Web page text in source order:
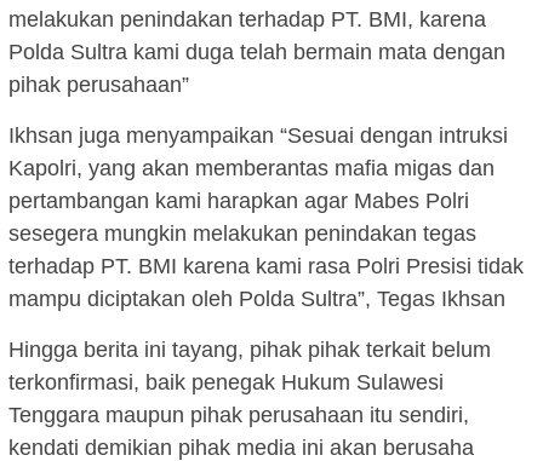
melakukan penindakan terhadap PT. BMI, karena
Polda Sultra kami duga telah bermain mata dengan
pihak perusahaan”
Ikhsan juga menyampaikan “Sesuai dengan intruksi
Kapolri, yang akan memberantas mafia migas dan
pertambangan kami harapkan agar Mabes Polri
sesegera mungkin melakukan penindakan tegas
terhadap PT. BMI karena kami rasa Polri Presisi tidak
mampu diciptakan oleh Polda Sultra”, Tegas Ikhsan
Hingga berita ini tayang, pihak pihak terkait belum
terkonfirmasi, baik penegak Hukum Sulawesi
Tenggara maupun pihak perusahaan itu sendiri,
kendati demikian pihak media ini akan berusaha